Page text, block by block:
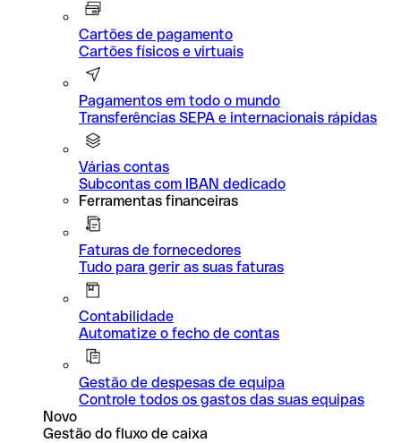
Cartões de pagamento
Cartões físicos e virtuais
Pagamentos em todo o mundo
Transferências SEPA e internacionais rápidas
Várias contas
Subcontas com IBAN dedicado
Ferramentas financeiras
Faturas de fornecedores
Tudo para gerir as suas faturas
Contabilidade
Automatize o fecho de contas
Gestão de despesas de equipa
Controle todos os gastos das suas equipas
Novo
Gestão do fluxo de caixa